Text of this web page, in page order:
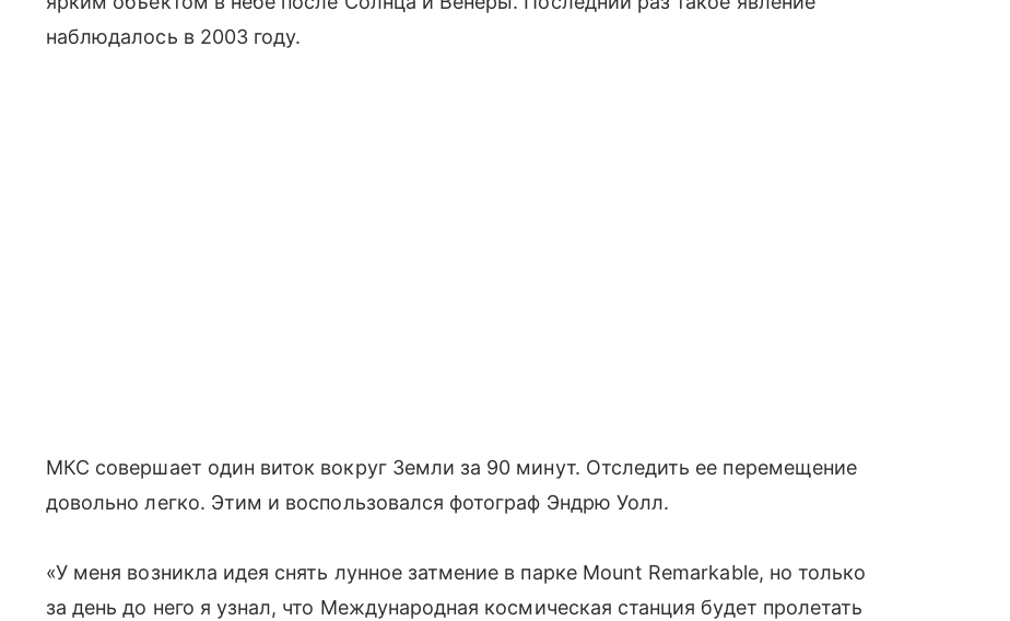
наблюдалось в 2003 году.
МКС совершает один виток вокруг Земли за 90 минут. Отследить ее перемещение
довольно легко. Этим и воспользовался фотограф Эндрю Уолл.
«У меня возникла идея снять лунное затмение в парке Mount Remarkable, но только
за день до него я узнал, что Международная космическая станция будет пролетать